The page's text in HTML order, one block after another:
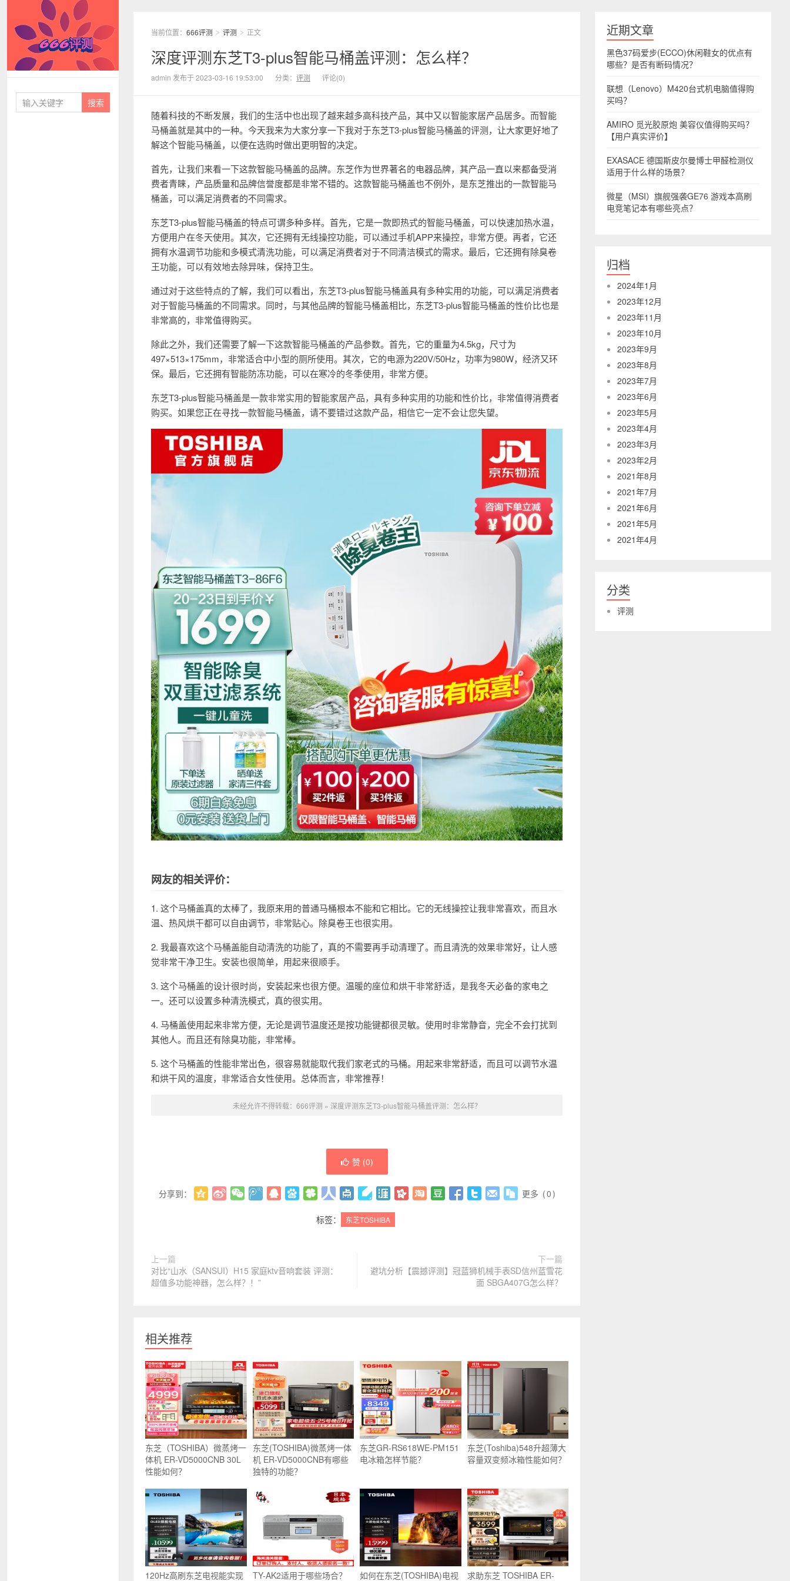
当前位置： 666评测 > 评测 > 正文
深度评测东芝T3-plus智能马桶盖评测：怎么样？
admin 发布于 2023-03-16 19:53:00 分类： 评测 评论(0)
随着科技的不断发展，我们的生活中也出现了越来越多高科技产品，其中又以智能家居产品居多。而智能
马桶盖就是其中的一种。今天我来为大家分享一下我对于东芝T3-plus智能马桶盖的评测，让大家更好地了
解这个智能马桶盖，以便在选购时做出更明智的决定。
首先，让我们来看一下这款智能马桶盖的品牌。东芝作为世界著名的电器品牌，其产品一直以来都备受消
费者青睐，产品质量和品牌信誉度都是非常不错的。这款智能马桶盖也不例外，是东芝推出的一款智能马
桶盖，可以满足消费者的不同需求。
东芝T3-plus智能马桶盖的特点可谓多种多样。首先，它是一款即热式的智能马桶盖，可以快速加热水温，
方便用户在冬天使用。其次，它还拥有无线操控功能，可以通过手机APP来操控，非常方便。再者，它还
拥有水温调节功能和多模式清洗功能，可以满足消费者对于不同清洁模式的需求。最后，它还拥有除臭卷
王功能，可以有效地去除异味，保持卫生。
通过对于这些特点的了解，我们可以看出，东芝T3-plus智能马桶盖具有多种实用的功能，可以满足消费者
对于智能马桶盖的不同需求。同时，与其他品牌的智能马桶盖相比，东芝T3-plus智能马桶盖的性价比也是
非常高的，非常值得购买。
除此之外，我们还需要了解一下这款智能马桶盖的产品参数。首先，它的重量为4.5kg，尺寸为
497×513×175mm，非常适合中小型的厕所使用。其次，它的电源为220V/50Hz，功率为980W，经济又环
保。最后，它还拥有智能防冻功能，可以在寒冷的冬季使用，非常方便。
东芝T3-plus智能马桶盖是一款非常实用的智能家居产品，具有多种实用的功能和性价比，非常值得消费者
购买。如果您正在寻找一款智能马桶盖，请不要错过这款产品，相信它一定不会让您失望。
网友的相关评价：
1. 这个马桶盖真的太棒了，我原来用的普通马桶根本不能和它相比。它的无线操控让我非常喜欢，而且水
温、热风烘干都可以自由调节，非常贴心。除臭卷王也很实用。
2. 我最喜欢这个马桶盖能自动清洗的功能了，真的不需要再手动清理了。而且清洗的效果非常好，让人感
觉非常干净卫生。安装也很简单，用起来很顺手。
3. 这个马桶盖的设计很时尚，安装起来也很方便。温暖的座位和烘干非常舒适，是我冬天必备的家电之
一。还可以设置多种清洗模式，真的很实用。
4. 马桶盖使用起来非常方便，无论是调节温度还是按功能键都很灵敏。使用时非常静音，完全不会打扰到
其他人。而且还有除臭功能，非常棒。
5. 这个马桶盖的性能非常出色，很容易就能取代我们家老式的马桶。用起来非常舒适，而且可以调节水温
和烘干风的温度，非常适合女性使用。总体而言，非常推荐！
未经允许不得转载： 666评测 » 深度评测东芝T3-plus智能马桶盖评测：怎么样？
赞 (0)
分享到： 更多 (0)
标签： 东芝TOSHIBA
上一篇
对比“山水（SANSUI）H15 家庭ktv音响套装 评测：
超值多功能神器，怎么样？！”
下一篇
避坑分析【震撼评测】冠蓝狮机械手表SD信州蓝雪花
面 SBGA407G怎么样？
相关推荐
东芝（TOSHIBA）微蒸烤一
体机 ER-VD5000CNB 30L
性能如何？
东芝(TOSHIBA)微蒸烤一体
机 ER-VD5000CNB有哪些
独特的功能？
东芝GR-RS618WE-PM151
电冰箱怎样节能？
东芝(Toshiba)548升超薄大
容量双变频冰箱性能如何？
120Hz高刷东芝电视能实现 TY-AK2适用于哪些场合？ 如何在东芝(TOSHIBA)电视 求助东芝 TOSHIBA ER-
近期文章
黑色37码爱步(ECCO)休闲鞋女的优点有
哪些？是否有断码情况？
联想（Lenovo）M420台式机电脑值得购
买吗？
AMIRO 觅光胶原炮 美容仪值得购买吗？
【用户真实评价】
EXASACE 德国斯皮尔曼博士甲醛检测仪
适用于什么样的场景？
微星（MSI）旗舰强袭GE76 游戏本高刷
电竞笔记本有哪些亮点？
归档
2024年1月
2023年12月
2023年11月
2023年10月
2023年9月
2023年8月
2023年7月
2023年6月
2023年5月
2023年4月
2023年3月
2023年2月
2021年8月
2021年7月
2021年6月
2021年5月
2021年4月
分类
评测